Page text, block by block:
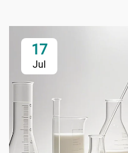
17
Jul